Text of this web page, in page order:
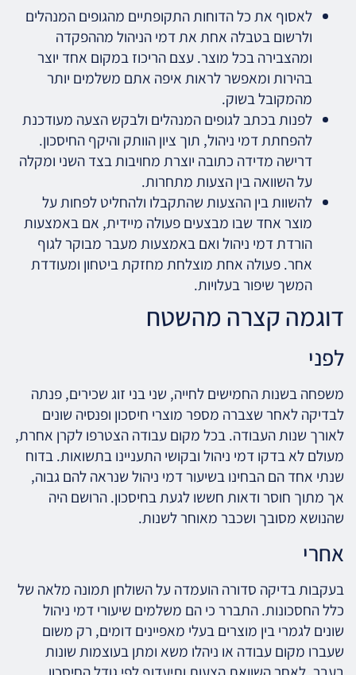
לאסוף את כל הדוחות התקופתיים מהגופים המנהלים
ולרשום בטבלה אחת את דמי הניהול מההפקדה
ומהצבירה בכל מוצר. עצם הריכוז במקום אחד יוצר
בהירות ומאפשר לראות איפה אתם משלמים יותר
מהמקובל בשוק.
לפנות בכתב לגופים המנהלים ולבקש הצעה מעודכנת
להפחתת דמי ניהול, תוך ציון הוותק והיקף החיסכון.
דרישה מדידה כתובה יוצרת מחויבות בצד השני ומקלה
על השוואה בין הצעות מתחרות.
להשוות בין ההצעות שהתקבלו ולהחליט לפחות על
מוצר אחד שבו מבצעים פעולה מיידית, אם באמצעות
הורדת דמי ניהול ואם באמצעות מעבר מבוקר לגוף
אחר. פעולה אחת מוצלחת מחזקת ביטחון ומעודדת
המשך שיפור בעלויות.
דוגמה קצרה מהשטח
לפני
משפחה בשנות החמישים לחייה, שני בני זוג שכירים, פנתה
לבדיקה לאחר שצברה מספר מוצרי חיסכון ופנסיה שונים
לאורך שנות העבודה. בכל מקום עבודה הצטרפו לקרן אחרת,
מעולם לא בדקו דמי ניהול ובקושי התעניינו בתשואות. בדוח
שנתי אחד הם הבחינו בשיעור דמי ניהול שנראה להם גבוה,
אך מתוך חוסר ודאות חששו לגעת בחיסכון. הרושם היה
שהנושא מסובך ושכבר מאוחר לשנות.
אחרי
בעקבות בדיקה סדורה הועמדה על השולחן תמונה מלאה של
כלל החסכונות. התברר כי הם משלמים שיעורי דמי ניהול
שונים לגמרי בין מוצרים בעלי מאפיינים דומים, רק משום
שעברו מקום עבודה או ניהלו משא ומתן בעוצמות שונות